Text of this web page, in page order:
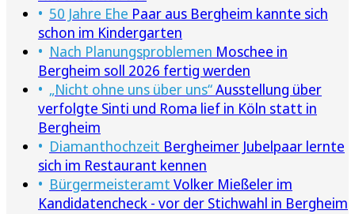
50 Jahre Ehe Paar aus Bergheim kannte sich
schon im Kindergarten
Nach Planungsproblemen Moschee in
Bergheim soll 2026 fertig werden
„Nicht ohne uns über uns“Ausstellung über
verfolgte Sinti und Roma lief in Köln statt in
Bergheim
Diamanthochzeit Bergheimer Jubelpaar lernte
sich im Restaurant kennen
Bürgermeisteramt Volker Mießeler im
Kandidatencheck - vor der Stichwahl in Bergheim